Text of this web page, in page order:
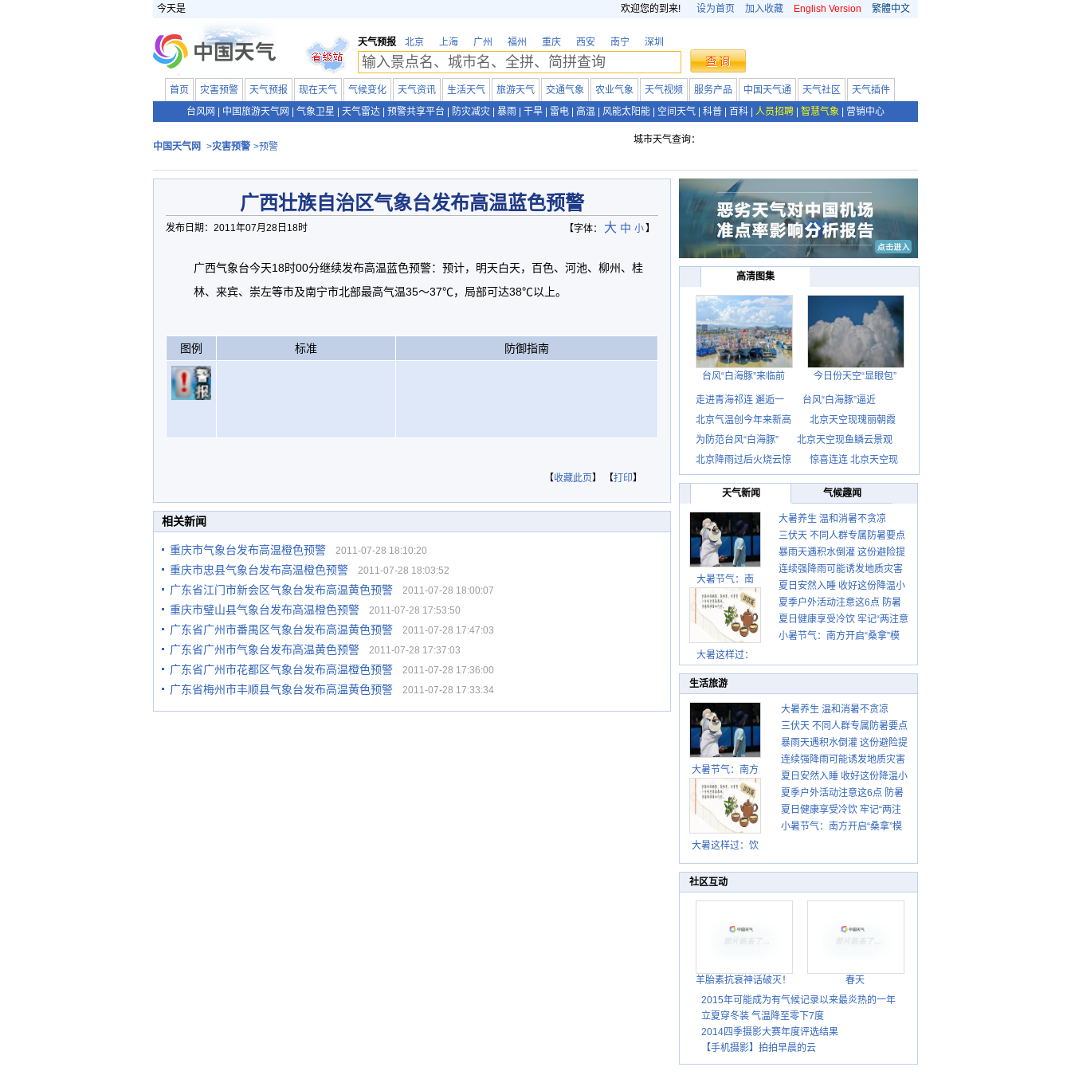
今天是 欢迎您的到来! 设为首页 加入收藏 English Version 繁體中文
天气预报 北京 上海 广州 福州 重庆 西安 南宁 深圳
首页 灾害预警 天气预报 现在天气 气候变化 天气资讯 生活天气 旅游天气 交通气象 农业气象 天气视频 服务产品 中国天气通 天气社区
天气插件
台风网
中国旅游天气网 气象卫星 天气雷达 预警共享平台 防灾减灾 暴雨 干旱 雷电 高温 风能太阳能 空间天气 科普 百科 人员招聘 智慧气象 营销中心
中国天气网 >灾害预警 >预警
城市天气查询：
广西壮族自治区气象台发布高温蓝色预警
发布日期：2011年07月28日18时 【字体： 大 中 小】
广西气象台今天18时00分继续发布高温蓝色预警：预计，明天白天，百色、河池、柳州、桂
林、来宾、崇左等市及南宁市北部最高气温35〜37℃，局部可达38℃以上。
图例 标准 防御指南
【收藏此页】 【打印】
相关新闻
重庆市气象台发布高温橙色预警 2011-07-28 18:10:20
重庆市忠县气象台发布高温橙色预警 2011-07-28 18:03:52
广东省江门市新会区气象台发布高温黄色预警 2011-07-28 18:00:07
重庆市璧山县气象台发布高温橙色预警 2011-07-28 17:53:50
广东省广州市番禺区气象台发布高温黄色预警 2011-07-28 17:47:03
广东省广州市气象台发布高温黄色预警 2011-07-28 17:37:03
广东省广州市花都区气象台发布高温橙色预警 2011-07-28 17:36:00
广东省梅州市丰顺县气象台发布高温黄色预警 2011-07-28 17:33:34
高清图集
台风“白海豚”来临前 今日份天空“显眼包”
走进青海祁连 邂逅一
台风“白海豚”逼近
北京气温创今年来新高
北京天空现瑰丽朝霞
为防范台风“白海豚”
北京天空现鱼鳞云景观
北京降雨过后火烧云惊
惊喜连连 北京天空现
天气新闻 气候趣闻
大暑节气：南
大暑这样过：
大暑养生 温和消暑不贪凉
三伏天 不同人群专属防暑要点
请收好
暴雨天遇积水倒灌 这份避险提
示请收好
连续强降雨可能诱发地质灾害
这些前兆要知道
夏日安然入睡 收好这份降温小
贴士
夏季户外活动注意这6点 防暑
健身两不误
夏日健康享受冷饮 牢记“两注意
一控制”
小暑节气：南方开启“桑拿”模
生活旅游
大暑节气：南方
暑热盛行防伏旱
北方雨季陆续开
启
大暑这样过：饮
湿热保健康
大暑养生 温和消暑不贪凉
三伏天 不同人群专属防暑要点
请收好
暴雨天遇积水倒灌 这份避险提
示请收好
连续强降雨可能诱发地质灾害
这些前兆要知道
夏日安然入睡 收好这份降温小
贴士
夏季户外活动注意这6点 防暑
健身两不误
夏日健康享受冷饮 牢记“两注
意一控制”
小暑节气：南方开启“桑拿”模
社区互动
羊胎素抗衰神话破灭！
春天
2015年可能成为有气候记录以来最炎热的一年
立夏穿冬装 气温降至零下7度
2014四季摄影大赛年度评选结果
【手机摄影】拍拍早晨的云